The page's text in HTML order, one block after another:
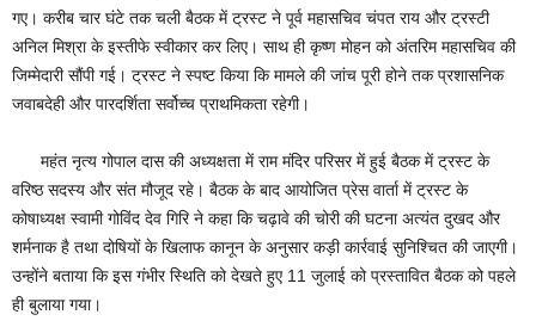
गए। करीब चार घंटे तक चली बैठक में ट्रस्ट ने पूर्व महासचिव चंपत राय और ट्रस्टी
अनिल मिश्रा के इस्तीफे स्वीकार कर लिए। साथ ही कृष्ण मोहन को अंतरिम महासचिव की
जिम्मेदारी सौंपी गई। ट्रस्ट ने स्पष्ट किया कि मामले की जांच पूरी होने तक प्रशासनिक
जवाबदेही और पारदर्शिता सर्वोच्च प्राथमिकता रहेगी।
महंत नृत्य गोपाल दास की अध्यक्षता में राम मंदिर परिसर में हुई बैठक में ट्रस्ट के
वरिष्ठ सदस्य और संत मौजूद रहे। बैठक के बाद आयोजित प्रेस वार्ता में ट्रस्ट के
कोषाध्यक्ष स्वामी गोविंद देव गिरि ने कहा कि चढ़ावे की चोरी की घटना अत्यंत दुखद और
शर्मनाक है तथा दोषियों के खिलाफ कानून के अनुसार कड़ी कार्रवाई सुनिश्चित की जाएगी।
उन्होंने बताया कि इस गंभीर स्थिति को देखते हुए 11 जुलाई को प्रस्तावित बैठक को पहले
ही बुलाया गया।